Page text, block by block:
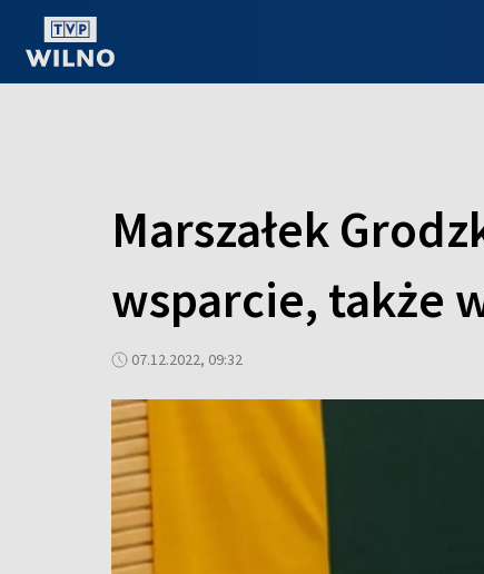
Marszałek
wsparcie, także
07.12.2022, 09:32